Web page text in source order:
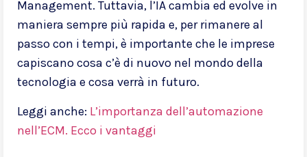
Management. Tuttavia, l’IA cambia ed evolve in
maniera sempre più rapida e, per rimanere al
passo con i tempi, è importante che le imprese
capiscano cosa c’è di nuovo nel mondo della
tecnologia e cosa verrà in futuro.
Leggi anche: L’importanza dell’automazione
nell’ECM. Ecco i vantaggi